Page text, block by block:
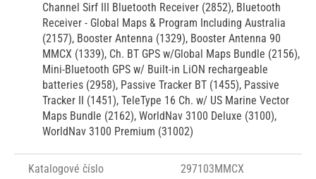
Channel Sirf III Bluetooth Receiver (2852), Bluetooth
Receiver - Global Maps & Program Including Australia
(2157), Booster Antenna (1329), Booster Antenna 90
MMCX (1339), Ch. BT GPS w/Global Maps Bundle (2156),
Mini-Bluetooth GPS w/ Built-in LiON rechargeable
batteries (2958), Passive Tracker BT (1455), Passive
Tracker II (1451), TeleType 16 Ch. w/ US Marine Vector
Maps Bundle (2162), WorldNav 3100 Deluxe (3100),
WorldNav 3100 Premium (31002)
Katalogové číslo 297103MMCX